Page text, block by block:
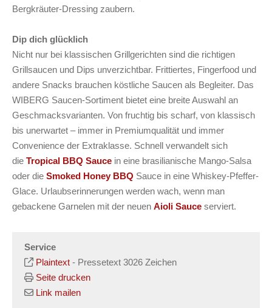
Bergkräuter-Dressing zaubern.
Dip dich glücklich
Nicht nur bei klassischen Grillgerichten sind die richtigen
Grillsaucen und Dips unverzichtbar. Frittiertes, Fingerfood und
andere Snacks brauchen köstliche Saucen als Begleiter. Das
WIBERG Saucen-Sortiment bietet eine breite Auswahl an
Geschmacksvarianten. Von fruchtig bis scharf, von klassisch
bis unerwartet – immer in Premiumqualität und immer
Convenience der Extraklasse. Schnell verwandelt sich
die Tropical BBQ Sauce in eine brasilianische Mango-Salsa
oder die Smoked Honey BBQ Sauce in eine Whiskey-Pfeffer-
Glace. Urlaubserinnerungen werden wach, wenn man
gebackene Garnelen mit der neuen Aioli Sauce serviert.
Service
Plaintext - Pressetext 3026 Zeichen
Seite drucken
Link mailen